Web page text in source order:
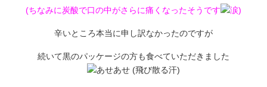
(ちなみに炭酸で口の中がさらに痛くなったそうです )
辛いところ本当に申し訳なかったのですが
続いて黒のパッケージの方も食べていただきました